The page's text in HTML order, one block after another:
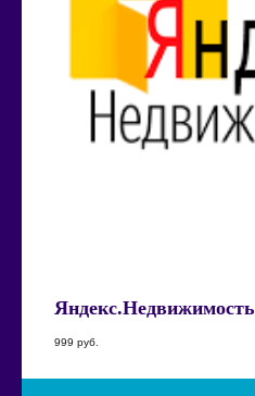
Яндекс.Недвижимость
999 руб.